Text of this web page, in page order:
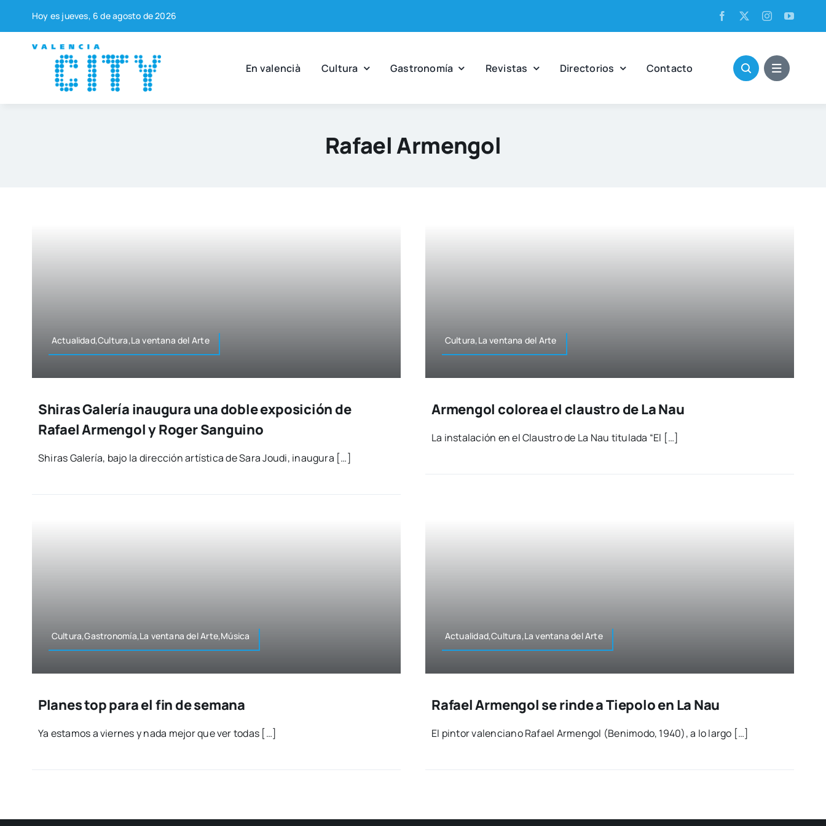
contenido
Hoy es jue­ves, 6 de agos­to de 2026
En valen­cià Cul­tu­ra Gas­tro­no­mía Revis­tas Direc­to­rios Con­tac­to
Rafael Armengol
Actualidad,Cultura,La ven­ta­na del Arte
Shiras Galería inaugura una doble exposición de
Rafael Armengol y Roger Sanguino
Shi­ras Gale­ría, bajo la direc­ción artís­ti­ca de Sara Jou­di, inau­gu­ra […]
Cultura,La ven­ta­na del Arte
Armengol colorea el claustro de La Nau
La ins­ta­la­ción en el Claus­tro de La Nau titu­la­da “El […]
Cultura,Gastronomía,La ven­ta­na del Arte,Música
Planes top para el fin de semana
Ya esta­mos a vier­nes y nada mejor que ver todas […]
Actualidad,Cultura,La ven­ta­na del Arte
Rafael Armengol se rinde a Tiepolo en La Nau
El pin­tor valen­ciano Rafael Armen­gol (Beni­mo­do, 1940), a lo lar­go […]